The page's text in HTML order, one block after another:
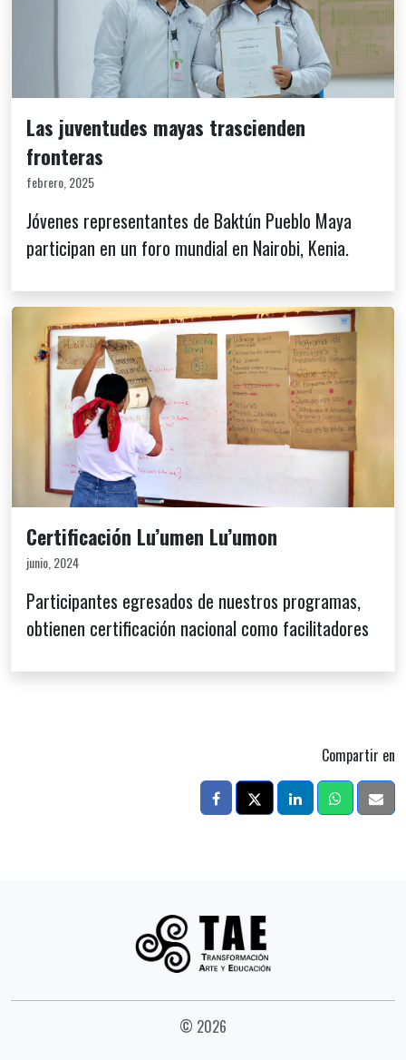
Las juventudes mayas trascienden
fronteras
febrero, 2025
Jóvenes representantes de Baktún Pueblo Maya
participan en un foro mundial en Nairobi, Kenia.
Certificación Lu’umen Lu’umon
junio, 2024
Participantes egresados de nuestros programas,
obtienen certificación nacional como facilitadores
Compartir en
© 2026